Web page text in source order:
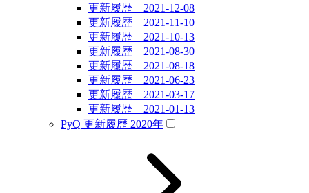
更新履歴 2021-12-08
更新履歴 2021-11-10
更新履歴 2021-10-13
更新履歴 2021-08-30
更新履歴 2021-08-18
更新履歴 2021-06-23
更新履歴 2021-03-17
更新履歴 2021-01-13
PyQ 更新履歴 2020年